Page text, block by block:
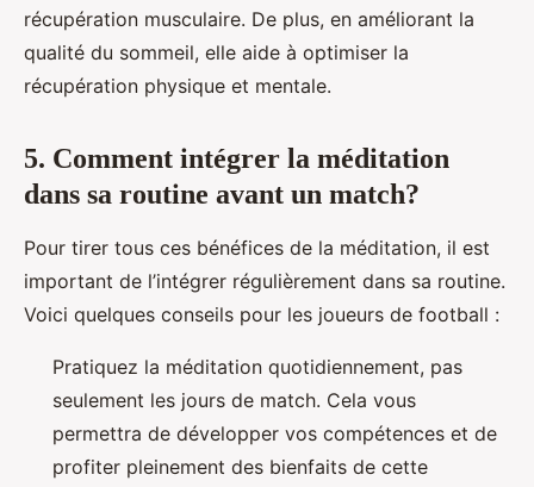
récupération musculaire. De plus, en améliorant la
qualité du sommeil, elle aide à optimiser la
récupération physique et mentale.
5. Comment intégrer la méditation
dans sa routine avant un match?
Pour tirer tous ces bénéfices de la méditation, il est
important de l’intégrer régulièrement dans sa routine.
Voici quelques conseils pour les joueurs de football :
Pratiquez la méditation quotidiennement, pas
seulement les jours de match. Cela vous
permettra de développer vos compétences et de
profiter pleinement des bienfaits de cette